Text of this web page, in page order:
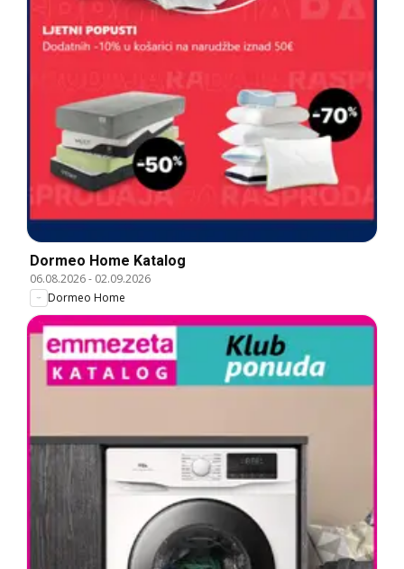
Dormeo Home Katalog
06.08.2026- 02.09.2026
Dormeo Home